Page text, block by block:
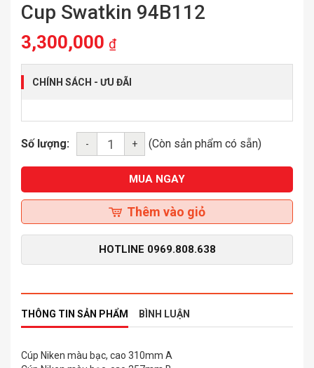
Cup Swatkin 94B112
3,300,000 ₫
CHÍNH SÁCH - ƯU ĐÃI
Số lượng: - + (Còn sản phẩm có sẵn)
MUA NGAY
Thêm vào giỏ
HOTLINE 0969.808.638
THÔNG TIN SẢN PHẨM BÌNH LUẬN
Cúp Niken màu bạc, cao 310mm A